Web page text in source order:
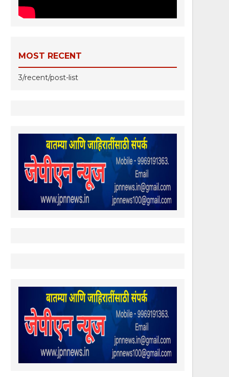
MOST RECENT
3/recent/post-list